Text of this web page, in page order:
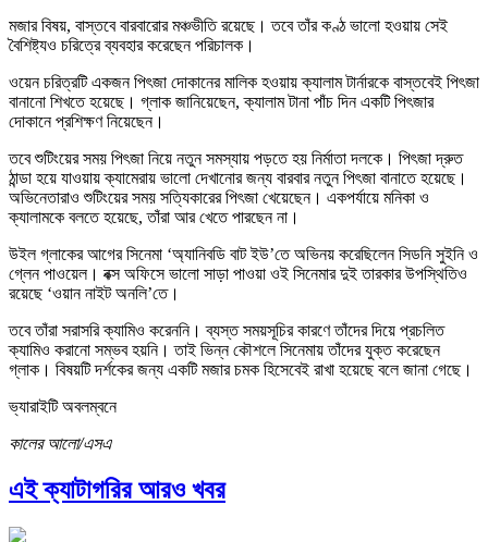
মজার বিষয়, বাস্তবে বারবারোর মঞ্চভীতি রয়েছে। তবে তাঁর কণ্ঠ ভালো হওয়ায় সেই
বৈশিষ্ট্যও চরিত্রে ব্যবহার করেছেন পরিচালক।
ওয়েন চরিত্রটি একজন পিৎজা দোকানের মালিক হওয়ায় ক্যালাম টার্নারকে বাস্তবেই পিৎজা
বানানো শিখতে হয়েছে। গ্লাক জানিয়েছেন, ক্যালাম টানা পাঁচ দিন একটি পিৎজার
দোকানে প্রশিক্ষণ নিয়েছেন।
তবে শুটিংয়ের সময় পিৎজা নিয়ে নতুন সমস্যায় পড়তে হয় নির্মাতা দলকে। পিৎজা দ্রুত
ঠান্ডা হয়ে যাওয়ায় ক্যামেরায় ভালো দেখানোর জন্য বারবার নতুন পিৎজা বানাতে হয়েছে।
অভিনেতারাও শুটিংয়ের সময় সত্যিকারের পিৎজা খেয়েছেন। একপর্যায়ে মনিকা ও
ক্যালামকে বলতে হয়েছে, তাঁরা আর খেতে পারছেন না।
উইল গ্লাকের আগের সিনেমা ‘অ্যানিবডি বাট ইউ’তে অভিনয় করেছিলেন সিডনি সুইনি ও
গ্লেন পাওয়েল। বক্স অফিসে ভালো সাড়া পাওয়া ওই সিনেমার দুই তারকার উপস্থিতিও
রয়েছে ‘ওয়ান নাইট অনলি’তে।
তবে তাঁরা সরাসরি ক্যামিও করেননি। ব্যস্ত সময়সূচির কারণে তাঁদের দিয়ে প্রচলিত
ক্যামিও করানো সম্ভব হয়নি। তাই ভিন্ন কৌশলে সিনেমায় তাঁদের যুক্ত করেছেন
গ্লাক। বিষয়টি দর্শকের জন্য একটি মজার চমক হিসেবেই রাখা হয়েছে বলে জানা গেছে।
ভ্যারাইটি অবলম্বনে
কালের আলো/এসএ
এই ক্যাটাগরির আরও খবর